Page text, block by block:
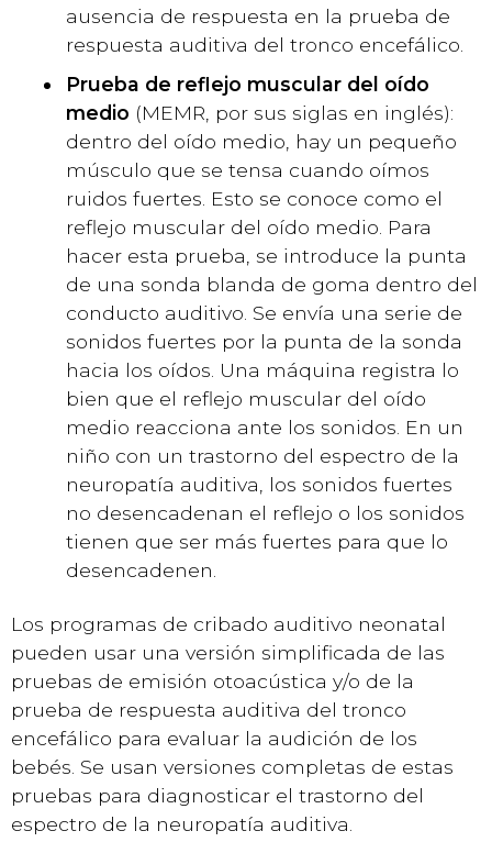
ausencia de respuesta en la prueba de
respuesta auditiva del tronco encefálico.
Prueba de reflejo muscular del oído
medio (MEMR, por sus siglas en inglés):
dentro del oído medio, hay un pequeño
músculo que se tensa cuando oímos
ruidos fuertes. Esto se conoce como el
reflejo muscular del oído medio. Para
hacer esta prueba, se introduce la punta
de una sonda blanda de goma dentro del
conducto auditivo. Se envía una serie de
sonidos fuertes por la punta de la sonda
hacia los oídos. Una máquina registra lo
bien que el reflejo muscular del oído
medio reacciona ante los sonidos. En un
niño con un trastorno del espectro de la
neuropatía auditiva, los sonidos fuertes
no desencadenan el reflejo o los sonidos
tienen que ser más fuertes para que lo
desencadenen.
Los programas de cribado auditivo neonatal
pueden usar una versión simplificada de las
pruebas de emisión otoacústica y/o de la
prueba de respuesta auditiva del tronco
encefálico para evaluar la audición de los
bebés. Se usan versiones completas de estas
pruebas para diagnosticar el trastorno del
espectro de la neuropatía auditiva.